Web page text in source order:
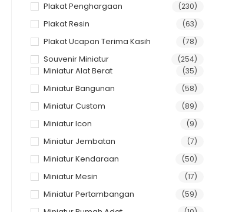
Plakat Penghargaan (230)
Plakat Resin (63)
Plakat Ucapan Terima Kasih (78)
Souvenir Miniatur (254)
Miniatur Alat Berat (35)
Miniatur Bangunan (58)
Miniatur Custom (89)
Miniatur Icon (9)
Miniatur Jembatan (7)
Miniatur Kendaraan (50)
Miniatur Mesin (17)
Miniatur Pertambangan (59)